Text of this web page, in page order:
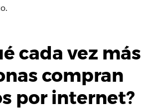
cada vez más
compran
por internet?